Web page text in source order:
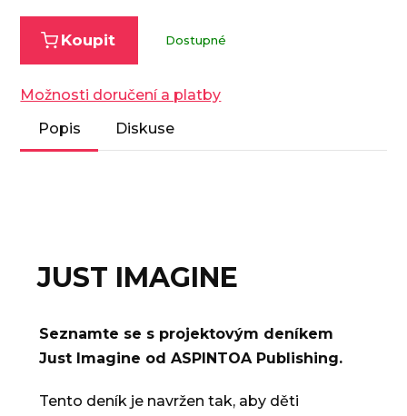
Koupit Dostupné
Možnosti doručení a platby
Popis
Diskuse
JUST IMAGINE
Seznamte se s projektovým deníkem
Just Imagine od ASPINTOA Publishing.
Tento deník je navržen tak, aby děti